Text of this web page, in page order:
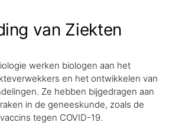
van Ziekten
werken biologen aan het
en het ontwikkelen van
Ze hebben bijgedragen aan
in de geneeskunde, zoals de
tegen COVID-19.